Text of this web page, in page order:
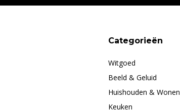
Categorieën
Witgoed
Beeld & Geluid
Huishouden & Wonen
Keuken